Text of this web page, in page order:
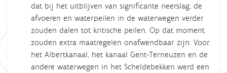
dat bij het uitblijven van significante neerslag, de
afvoeren en waterpeilen in de waterwegen verder
zouden dalen tot kritische peilen. Op dat moment
zouden extra maatregelen onafwendbaar zijn. Voor
het Albertkanaal, het kanaal Gent-Terneuzen en de
andere waterwegen in het Scheldebekken werd een